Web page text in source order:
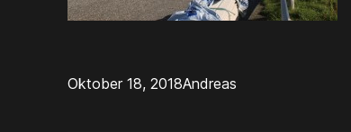
Oktober 18, 2018Andreas